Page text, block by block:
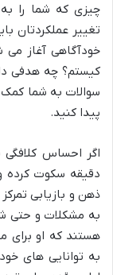
چیزی که شما را
تغییر عملکردتان
خودآگاهی آغاز
کیستم؟ چه هدفی
سوالات به شما
پیدا کنید.
اگر احساس
دقیقه سکوت کرده
ذهن و بازیابی
به مشکلات و حتی
هستند که او برای
به توانایی های